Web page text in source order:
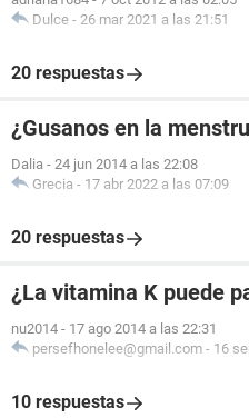
Dulce - 26 mar 2021 a las 21:51
20 respuestas
¿Gusanos en la
Dalia - 24 jun 2014 a las 22:08
Grecia - 17 abr 2022 a las 07:09
20 respuestas
¿La vitamina K puede
nu2014 - 17 ago 2014 a las 22:31
persefhonelee@gmail.com - 16
10 respuestas